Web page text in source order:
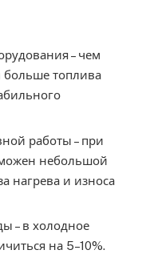
– чем
больше топлива
работы – при
небольшой
нагрева и износа
– в холодное
на 5–10%.